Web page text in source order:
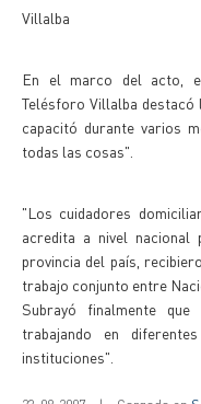
Villalba
En el marco del acto,
Telésforo Villalba destacó
capacitó durante varios
todas las cosas".
"Los cuidadores
acredita a nivel nacional
provincia del país,
trabajo conjunto entre
Subrayó finalmente
trabajando en
instituciones".